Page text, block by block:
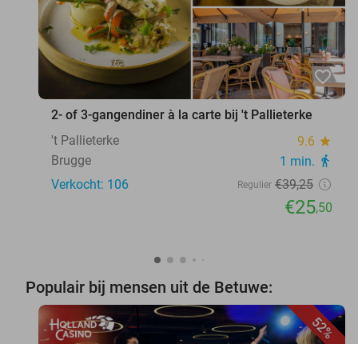
favorite_border
2- of 3-gangendiner à la carte bij 't Pallieterke
't Pallieterke
9.6 star
Brugge 1 min. directions_walk
Verkocht: 106 Regulier €39,25
€25,50
Populair bij mensen uit de Betuwe:
52%